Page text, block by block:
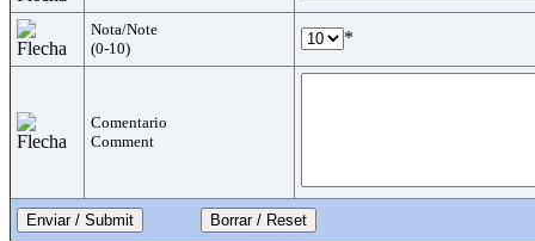
Nota/Note
(0-10)
*
Comentario
Comment
Enviar / Submit